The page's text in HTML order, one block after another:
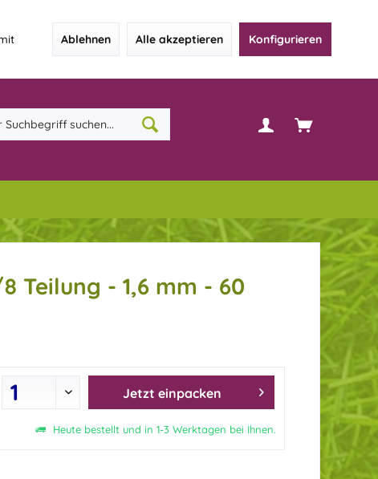
Ablehnen Alle akzeptieren Konfigurieren
Teilung - 1,6 mm - 60
Jetzt einpacken
Heute bestellt und in 1-3 Werktagen bei Ihnen.